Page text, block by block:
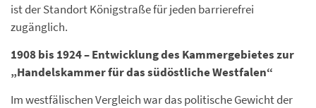
ist der Standort Königstraße für jeden barrierefrei
zugänglich.
1908 bis 1924 – Entwicklung des Kammergebietes zur
„Handelskammer für das südöstliche Westfalen“
Im westfälischen Vergleich war das politische Gewicht der